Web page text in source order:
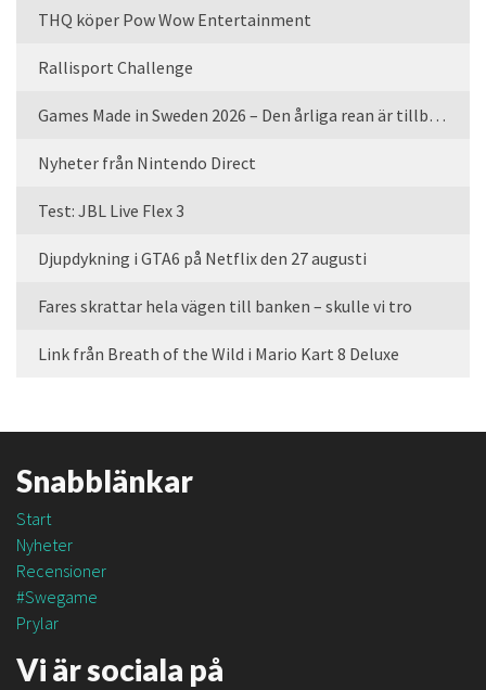
THQ köper Pow Wow Entertainment
Rallisport Challenge
Games Made in Sweden 2026 – Den årliga rean är tillbaka
Nyheter från Nintendo Direct
Test: JBL Live Flex 3
Djupdykning i GTA6 på Netflix den 27 augusti
Fares skrattar hela vägen till banken – skulle vi tro
Link från Breath of the Wild i Mario Kart 8 Deluxe
Snabblänkar
Start
Nyheter
Recensioner
#Swegame
Prylar
Vi är sociala på